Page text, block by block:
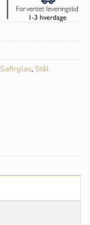
Safirglas, Stål